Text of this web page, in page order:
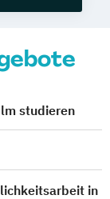
studieren
in